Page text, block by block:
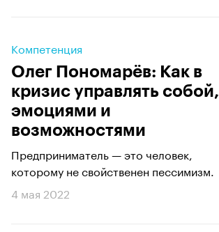
Компетенция
Олег Пономарёв: Как в
кризис управлять собой,
эмоциями и
возможностями
Предприниматель — это человек,
которому не свойственен пессимизм.
4 мая 2022